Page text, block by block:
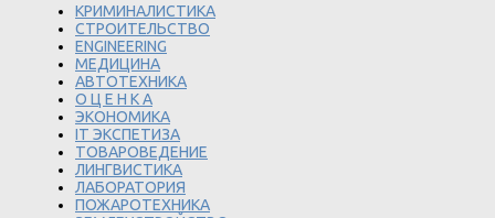
КРИМИНАЛИСТИКА
СТРОИТЕЛЬСТВО
ENGINEERING
МЕДИЦИНА
АВТОТЕХНИКА
О Ц Е Н К А
ЭКОНОМИКА
IT ЭКСПЕТИЗА
ТОВАРОВЕДЕНИЕ
ЛИНГВИСТИКА
ЛАБОРАТОРИЯ
ПОЖАРОТЕХНИКА